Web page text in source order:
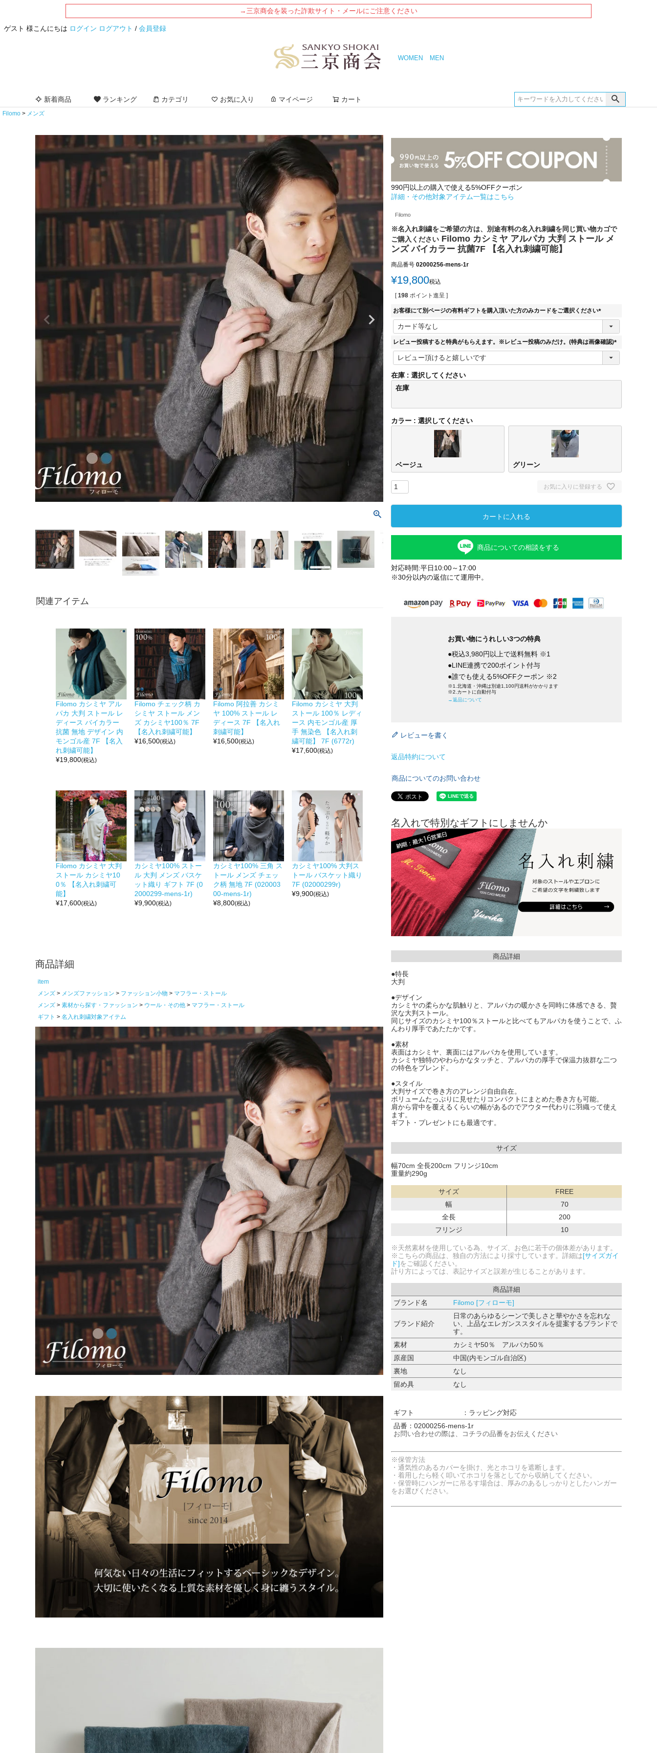
→三京商会を装った詐欺サイト・メールにご注意ください
ゲスト 様こんにちは ログイン ログアウト / 会員登録
WOMEN MEN
新着商品 ランキング カテゴリ お気に入り マイページ カート
Filomo メンズ
関連アイテム
Filomo カシミヤ アル
パカ 大判 ストール レ
ディース バイカラー
抗菌 無地 デザイン 内
モンゴル産 7F 【名入
れ刺繍可能】
¥19,800(税込)
Filomo チェック柄 カ
シミヤ ストール メン
ズ カシミヤ100％ 7F
【名入れ刺繍可能】
¥16,500(税込)
Filomo 阿拉善 カシミ
ヤ 100% ストール レ
ディース 7F 【名入れ
刺繍可能】
¥16,500(税込)
Filomo カシミヤ 大判
ストール 100％ レディ
ース 内モンゴル産 厚
手 無染色 【名入れ刺
繍可能】 7F (6772r)
¥17,600(税込)
Filomo カシミヤ 大判
ストール カシミヤ10
0％ 【名入れ刺繍可
能】
¥17,600(税込)
カシミヤ100% ストー
ル 大判 メンズ バスケ
ット織り ギフト 7F (0
2000299-mens-1r)
¥9,900(税込)
カシミヤ100% 三角 ス
トール メンズ チェッ
ク柄 無地 7F (020003
00-mens-1r)
¥8,800(税込)
カシミヤ100% 大判ス
トール バスケット織り
7F (02000299r)
¥9,900(税込)
商品詳細
item
メンズ
メンズファッション ファッション小物
マフラー・ストール
メンズ
素材から探す・ファッション ウール・その他
マフラー・ストール
ギフト
名入れ刺繍対象アイテム
990円以上の購入で使える5%OFFクーポン
詳細・その他対象アイテム一覧はこちら
Filomo
※名入れ刺繍をご希望の方は、別途有料の名入れ刺繍を同じ買い物カゴで
ご購入ください Filomo カシミヤ アルパカ 大判 ストール メ
ンズ バイカラー 抗菌7F 【名入れ刺繍可能】
商品番号 02000256-mens-1r
¥19,800税込
[ 198 ポイント進呈 ]
お客様にて別ページの有料ギフトを購入頂いた方のみカードをご選択ください
(
須
レビュー投稿すると特典がもらえます。※レビュー投稿のみだけ。(特典は画像確認)
(
)
在庫
選択してください
在庫
カラー 選択してください
ベージュ グリーン
お気に入りに登録する
カートに入れる
商品についての相談をする
対応時間:平日10:00～17:00
※30分以内の返信にて運用中。
お買い物にうれしい3つの特典
●税込3,980円以上で送料無料 ※1
●LINE連携で200ポイント付与
●誰でも使える5%OFFクーポン ※2
※1.北海道・沖縄は別途1,100円送料がかかります
※2.カートに自動付与
→返品について
レビューを書く
返品特約について
商品についてのお問い合わせ
名入れで特別なギフトにしませんか
商品詳細
●特長
大判
●デザイン
カシミヤの柔らかな肌触りと、アルパカの暖かさを同時に体感できる、贅
沢な大判ストール。
同じサイズのカシミヤ100％ストールと比べてもアルパカを使うことで、ふ
んわり厚手であたたかです。
●素材
表面はカシミヤ、裏面にはアルパカを使用しています。
カシミヤ独特のやわらかなタッチと、アルパカの厚手で保温力抜群な二つ
の特色をブレンド。
●スタイル
大判サイズで巻き方のアレンジ自由自在。
ボリュームたっぷりに見せたりコンパクトにまとめた巻き方も可能。
肩から背中を覆えるくらいの幅があるのでアウター代わりに羽織って使え
ます。
ギフト・プレゼントにも最適です。
サイズ
幅70cm 全長200cm フリンジ10cm
重量約290g
サイズ
FREE
幅
70
全長
200
フリンジ
10
※天然素材を使用している為、サイズ、お色に若干の個体差があります。
※こちらの商品は、独自の方法により採寸しています。詳細は[サイズガイ
ド]をご確認ください。
計り方によっては、表記サイズと誤差が生じることがあります。
商品詳細
ブランド名
Filomo [フィローモ]
ブランド紹介
日常のあらゆるシーンで美しさと華やかさを忘れな
い、上品なエレガンススタイルを提案するブランドで
す。
素材
カシミヤ50％ アルパカ50％
原産国
中国(内モンゴル自治区)
裏地
なし
留め具
なし
ギフト
：ラッピング対応
品番：02000256-mens-1r
お問い合わせの際は、コチラの品番をお伝えください
※保管方法
・通気性のあるカバーを掛け、光とホコリを遮断します。
・着用したら軽く叩いてホコリを落としてから収納してください。
・保管時にハンガーに吊るす場合は、厚みのあるしっかりとしたハンガー
をお選びください。